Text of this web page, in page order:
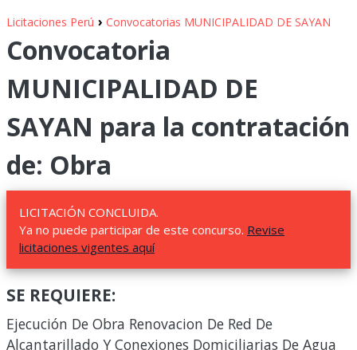
Licitaciones Perú › Convocatorias MUNICIPALIDAD DE SAYAN
Convocatoria
MUNICIPALIDAD DE
SAYAN para la contratación
de: Obra
LICITACIÓN CONCLUIDA.
Ya no puede participar de este concurso. Revise
licitaciones vigentes aquí
SE REQUIERE:
Ejecución De Obra Renovacion De Red De
Alcantarillado Y Conexiones Domiciliarias De Agua